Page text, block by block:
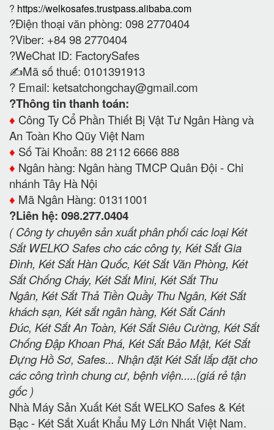
? https://welkosafes.trustpass.alibaba.com
?Điện thoại văn phòng: 098 2770404
?Viber: +84 98 2770404
?WeChat ID: FactorySafes
✍️Mã số thuế: 0101391913
? Email: ketsatchongchay@gmail.com
?Thông tin thanh toán:
♦️ Công Ty Cổ Phần Thiết Bị Vật Tư Ngân Hàng và
An Toàn Kho Qũy Việt Nam
♦️ Số Tài Khoản: 88 2112 6666 888
♦️ Ngân hàng: Ngân hàng TMCP Quân Đội - Chi
nhánh Tây Hà Nội
♦️ Mã Ngân Hàng: 01311001
?Liên hệ: 098.277.0404
( Công ty chuyên sản xuất phân phối các loại Két
Sắt WELKO Safes cho các công ty, Két Sắt Gia
Đình, Két Sắt Hàn Quốc, Két Sắt Văn Phòng, Két
Sắt Chống Cháy, Két Sắt Mini, Két Sắt Thu
Ngân, Két Sắt Thả Tiền Quầy Thu Ngân, Két Sắt
khách sạn, Két sắt ngân hàng, Két Sắt Cánh
Đúc, Két Sắt An Toàn, Két Sắt Siêu Cường, Két Sắt
Chống Đập Khoan Phá, Két Sắt Bảo Mật, Két Sắt
Đựng Hồ Sơ, Safes... Nhận đặt Két Sắt lắp đặt cho
các công trình chung cư, bệnh viện.....(giá rẻ tận
gốc )
Nhà Máy Sản Xuất Két Sắt WELKO Safes & Két
Bạc - Két Sắt Xuất Khẩu Mỹ Lớn Nhất Việt Nam.